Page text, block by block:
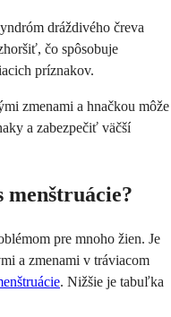
dráždivého čreva
čo spôsobuje
príznakov.
zmenami a hnačkou môže
a zabezpečiť väčší
menštruácie?
pre mnoho žien. Je
a zmenami v tráviacom
. Nižšie je tabuľka